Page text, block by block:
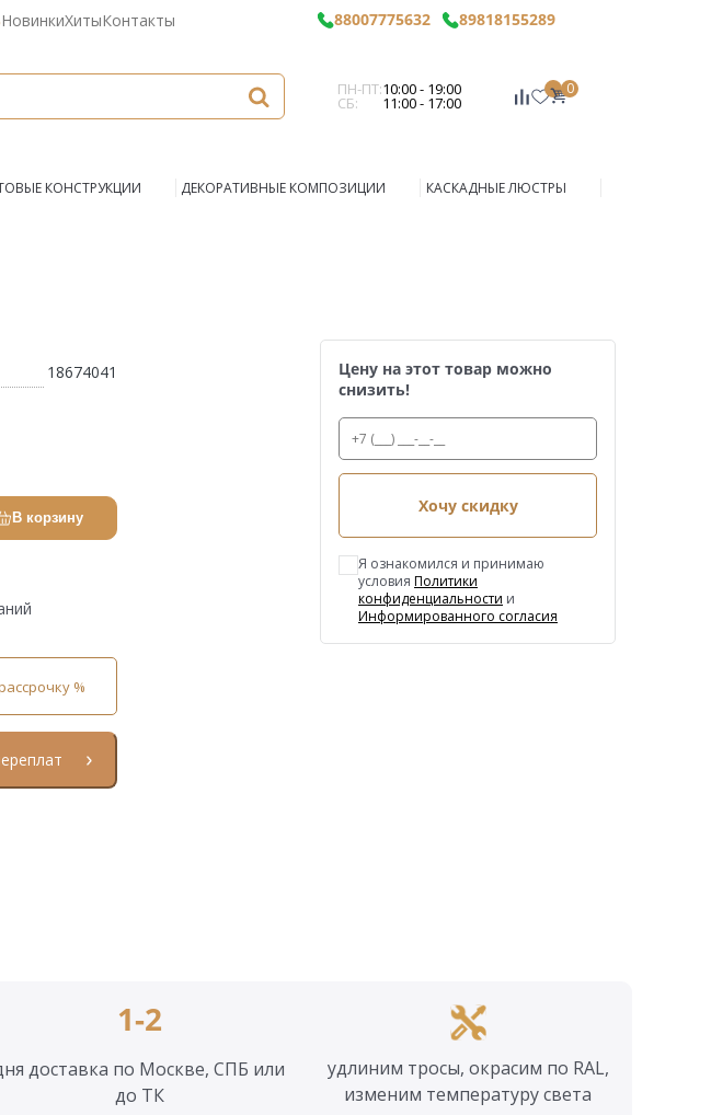
НовинкиХитыКонтакты 88007775632 89818155289
ПН-ПТ:10:00 - 19:00
СБ: 11:00 - 17:00
0
КОНСТРУКЦИИ ДЕКОРАТИВНЫЕ КОМПОЗИЦИИ КАСКАДНЫЕ ЛЮСТРЫ
18674041
В корзину
%
Цену на этот товар можно
снизить!
Хочу скидку
Я ознакомился и принимаю
условия Политики
конфиденциальности и
Информированного согласия
1-2
доставка по Москве, СПБ или
до ТК
удлиним тросы, окрасим по RAL,
изменим температуру света